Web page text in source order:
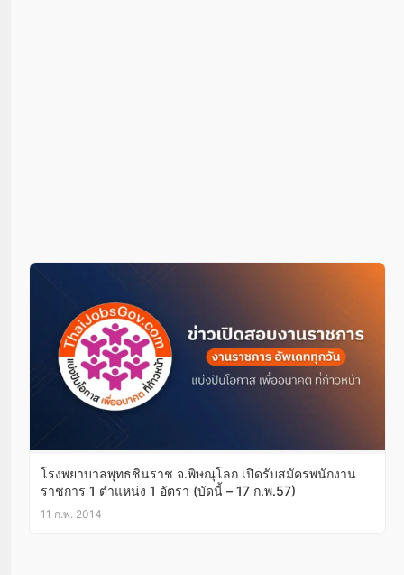
โรงพยาบาลพุทธชินราช จ.พิษณุโลก เปิดรับสมัครพนักงาน
ราชการ 1 ตำแหน่ง 1 อัตรา (บัดนี้ – 17 ก.พ.57)
11 ก.พ. 2014